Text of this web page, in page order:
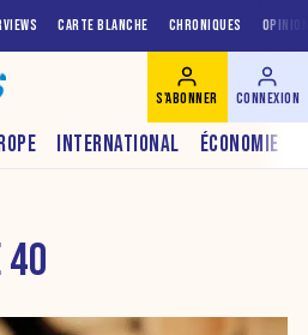
CARTE BLANCHE CHRONIQUES
INTERNATIONAL ÉCONOMIE
S'ABONNER CONNEXION
40